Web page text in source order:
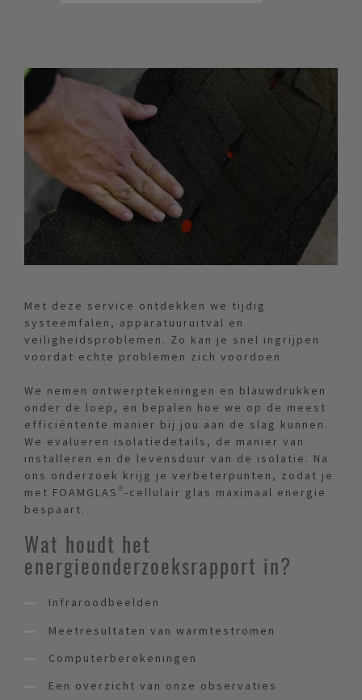
Met deze service ontdekken we tijdig
systeemfalen, apparatuuruitval en
veiligheidsproblemen. Zo kan je snel ingrijpen
voordat echte problemen zich voordoen
We nemen ontwerptekeningen en blauwdrukken
onder de loep, en bepalen hoe we op de meest
efficiëntente manier bij jou aan de slag kunnen.
We evalueren isolatiedetails, de manier van
installeren en de levensduur van de isolatie. Na
ons onderzoek krijg je verbeterpunten, zodat je
met FOAMGLAS®-cellulair glas maximaal energie
bespaart.
Wat houdt het
energieonderzoeksrapport in?
Infraroodbeelden
Meetresultaten van warmtestromen
Computerberekeningen
Een overzicht van onze observaties